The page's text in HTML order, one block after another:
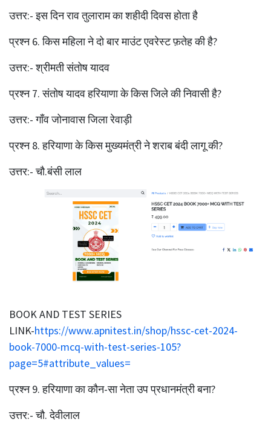
उत्तर:- इस दिन राव तुलाराम का शहीदी दिवस होता है
प्रश्‍न 6. किस महिला ने दो बार माउंट एवरेस्ट फ़तेह की है?
उत्तर:- श्रीमती संतोष यादव
प्रश्‍न 7. संतोष यादव हरियाणा के किस जिले की निवासी है?
उत्तर:- गाँव जोनावास जिला रेवाड़ी
प्रश्‍न 8. हरियाणा के किस मुख्यमंत्री ने शराब बंदी लागू की?
उत्तर:- चौ.बंसी लाल
BOOK AND TEST SERIES
LINK-https://www.apnitest.in/shop/hssc-cet-2024-
book-7000-mcq-with-test-series-105?
page=5#attribute_values=
प्रश्‍न 9. हरियाणा का कौन-सा नेता उप प्रधानमंत्री बना?
उत्तर:- चौ. देवीलाल